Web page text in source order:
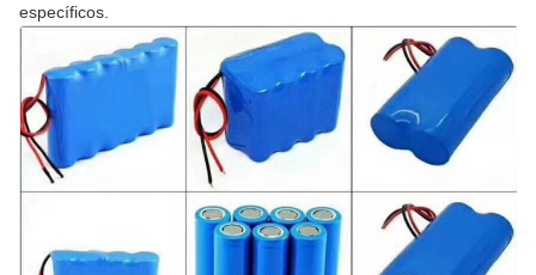
específicos.